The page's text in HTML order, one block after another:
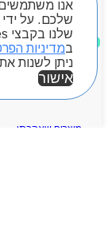
שלכם. על
במדיניות
ניתן לשנות
אישור
עגלת קניות
חיפוש מוצרים
מוצרים שאהבתי